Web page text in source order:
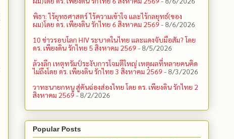
พิธา: ไร้ยุทธศาสตร์ ไร้ความเข้าใจ และไร้กลยุทธ์(ของ
ผม)โดย ดร. เพียงดิน รักไทย 6 สิงหาคม 2569 - 8/6/2026
10 ข่าวรอบโลก HIV ระบาดในไทย และแดงจับมือสัม? โดย
ดร. เพียงดิน รักไทย 5 สิงหาคม 2569 - 8/5/2026
ล้วงลึก เหตุทรัมป์ระงับการโจมตีใหญ่ เหตุผลที่หลายคนคิด
ไม่ถึงโดย ดร. เพียงดิน รักไทย 3 สิงหาคม 2569 - 8/3/2026
วาทะนายกหนู สู่คันฉ่องส่องไทย โดย ดร. เพียงดิน รักไทย 2
สิงหาคม 2569 - 8/2/2026
Popular Posts